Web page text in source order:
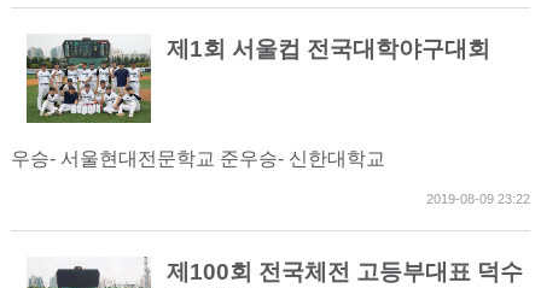
제1회 서울컵 전국대학야구대회
우승- 서울현대전문학교 준우승- 신한대학교
2019-08-09 23:22
제100회 전국체전 고등부대표 덕수